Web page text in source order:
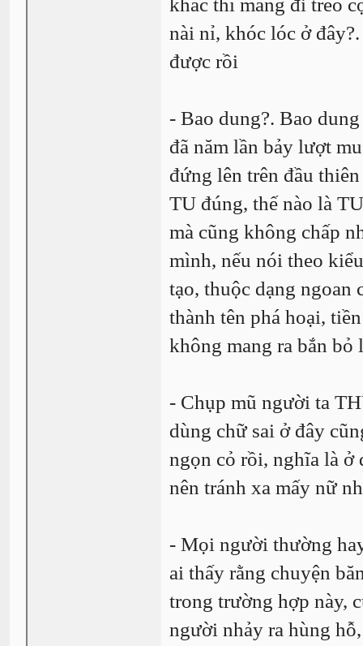
khác thì mang đi treo
nài nỉ, khóc lóc ở
được rồi
- Bao dung?. Bao
đã năm lần bảy lượt
đứng lên trên đầu
TU đúng, thế nào là
mà cũng không chấp
mình, nếu nói theo
tạo, thuộc dạng ngoan
thành tên phá hoại,
không mang ra bắn bỏ
- Chụp mũ người ta
dùng chữ sai ở đây
ngọn cỏ rồi, nghĩa là
nên tránh xa mấy nữ
- Mọi người thường
ai thấy rằng chuyện
trong trường hợp này,
người nhảy ra hùng